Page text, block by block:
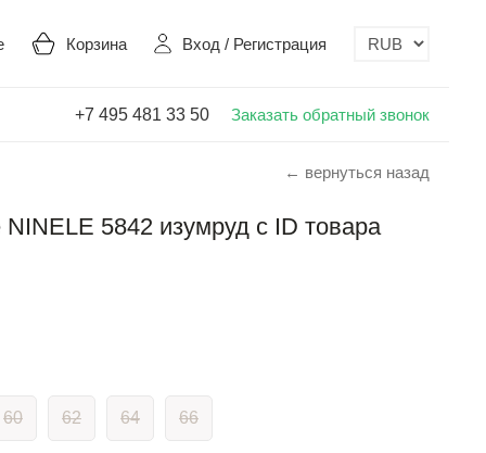
Корзина Вход / Регистрация
+7 495 481 33 50 Заказать обратный звонок
← вернуться назад
5842 изумруд с ID товара
60 62 64 66